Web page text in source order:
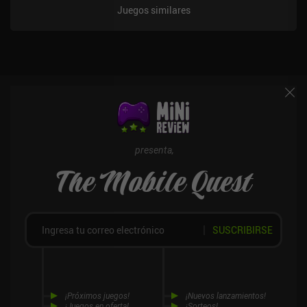
construir tanques avanzados, e incluso podemos descargar builds
juego se estanque al fracasar la mayoría de las construcciones
creativas. Super Tank Rumble se monetiza a través de iAPs para
conseguir más moneda del juego con la que progresar más rápido,
y anuncios incentivados para ganar monedas o acelerar los
anuncios forzados ni sistemas de energía, merece la pena echarle
un vistazo si te gustan juegos como Bad Piggies.
Juegos similares
presenta,
The Mobile Quest
¡Próximos juegos!
¡Nuevos lanzamientos!
SUSCRIBIRSE